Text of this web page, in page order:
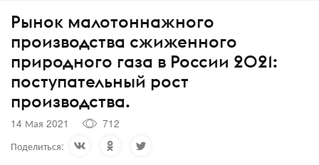
Рынок малотоннажного
производства сжиженного
природного газа в России 2021:
поступательный рост
производства.
14 Мая 2021
712
Поделиться: